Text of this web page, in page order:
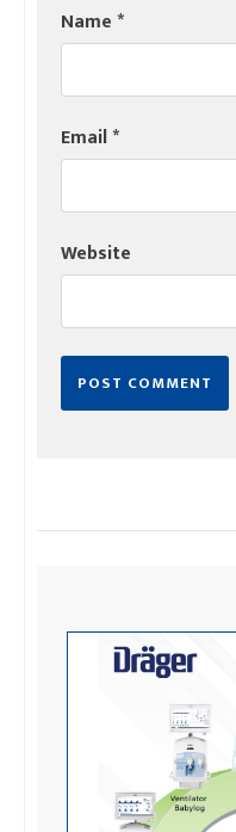
Name*
Email*
Website